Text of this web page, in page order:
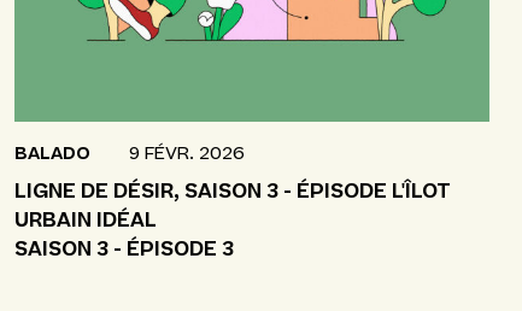
BALADO 9 FÉVR. 2026
LIGNE DE DÉSIR, SAISON 3 - ÉPISODE L'ÎLOT
URBAIN IDÉAL
SAISON 3 - ÉPISODE 3